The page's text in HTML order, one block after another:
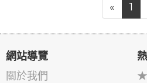
« 1
網站導覽
關於我們
★